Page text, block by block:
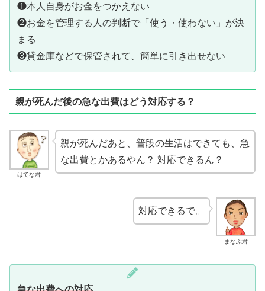
❶本人自身がお金をつかえない
❷お金を管理する人の判断で「使う・使わない」が決
まる
❸貸金庫などで保管されて、簡単に引き出せない
親が死んだ後の急な出費はどう対応する？
はてな君
親が死んだあと、普段の生活はできても、急
な出費とかあるやん？ 対応できるん？
まなぶ君
対応できるで。